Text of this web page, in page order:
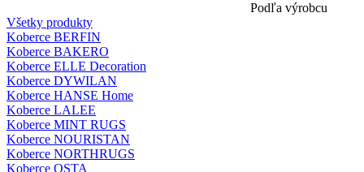
Podľa výrobcu
Všetky produkty
Koberce BERFIN
Koberce BAKERO
Koberce ELLE Decoration
Koberce DYWILAN
Koberce HANSE Home
Koberce LALEE
Koberce MINT RUGS
Koberce NOURISTAN
Koberce NORTHRUGS
Koberce OSTA